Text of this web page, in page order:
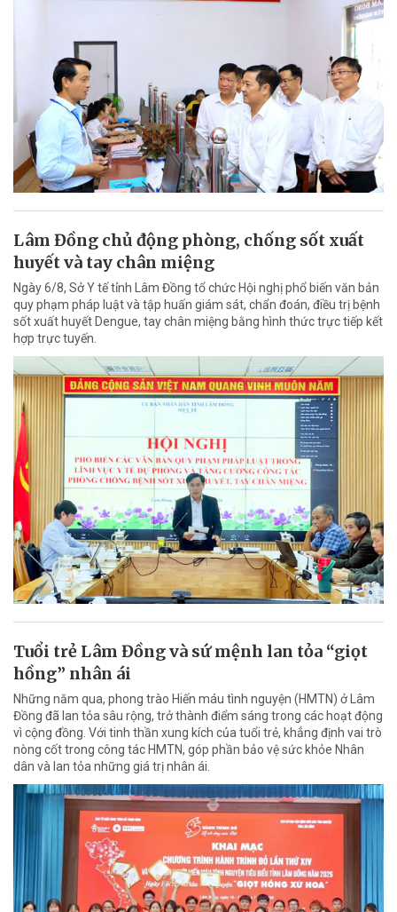
Lâm Đồng chủ động phòng, chống sốt xuất
huyết và tay chân miệng
Ngày 6/8, Sở Y tế tỉnh Lâm Đồng tổ chức Hội nghị phổ biến văn bản
quy phạm pháp luật và tập huấn giám sát, chẩn đoán, điều trị bệnh
sốt xuất huyết Dengue, tay chân miệng bằng hình thức trực tiếp kết
hợp trực tuyến.
Tuổi trẻ Lâm Đồng và sứ mệnh lan tỏa “giọt
hồng” nhân ái
Những năm qua, phong trào Hiến máu tình nguyện (HMTN) ở Lâm
Đồng đã lan tỏa sâu rộng, trở thành điểm sáng trong các hoạt động
vì cộng đồng. Với tinh thần xung kích của tuổi trẻ, khẳng định vai trò
nòng cốt trong công tác HMTN, góp phần bảo vệ sức khỏe Nhân
dân và lan tỏa những giá trị nhân ái.